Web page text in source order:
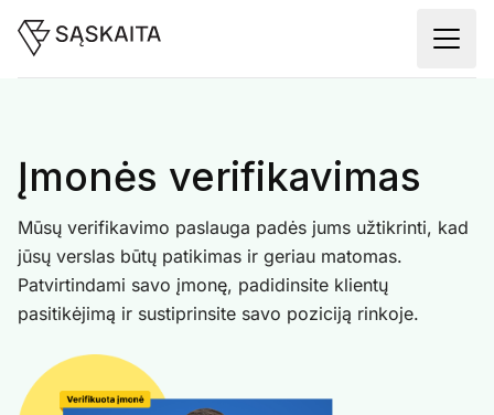
Įmonės verifikavimas
Mūsų verifikavimo paslauga padės jums užtikrinti, kad
jūsų verslas būtų patikimas ir geriau matomas.
Patvirtindami savo įmonę, padidinsite klientų
pasitikėjimą ir sustiprinsite savo poziciją rinkoje.